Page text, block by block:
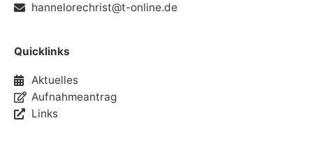
hannelorechrist@t-online.de
Quicklinks
Aktuelles
Aufnahmeantrag
Links